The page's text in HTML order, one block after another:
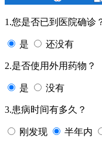
1.您是否已到医院确诊
是 还没有
2.是否使用外用药物？
是 没有
3.患病时间有多久？
刚发现 半年内